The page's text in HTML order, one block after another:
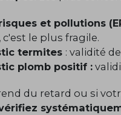
et pollutions
, c'est le plus fragile.
termites : validité de
plomb positif :
du retard ou si